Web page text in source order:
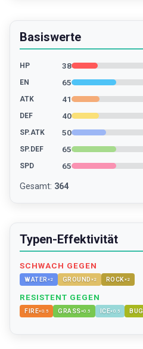
Basiswerte
HP 38
EN 65
ATK 41
DEF 40
SP.ATK 50
SP.DEF 65
SPD 65
Gesamt: 364
Typen-Effektivität
SCHWACH GEGEN
WATER ×2 GROUND ×2 ROCK×2
RESISTENT GEGEN
FIRE×0.5 GRASS×0.5 ICE×0.5 BUG